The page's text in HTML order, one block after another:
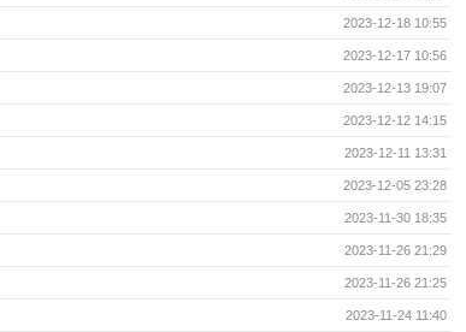
2023-12-18 10:55
2023-12-17 10:56
2023-12-13 19:07
2023-12-12 14:15
2023-12-11 13:31
2023-12-05 23:28
2023-11-30 18:35
2023-11-26 21:29
2023-11-26 21:25
2023-11-24 11:40